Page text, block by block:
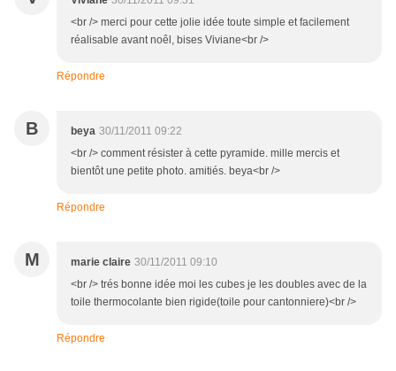
<br /> merci pour cette jolie idée toute simple et facilement
réalisable avant noêl, bises Viviane<br />
Répondre
B beya 30/11/2011 09:22
<br /> comment résister à cette pyramide. mille mercis et
bientôt une petite photo. amitiés. beya<br />
Répondre
M marie claire 30/11/2011 09:10
<br /> trés bonne idée moi les cubes je les doubles avec de la
toile thermocolante bien rigide(toile pour cantonniere)<br />
Répondre